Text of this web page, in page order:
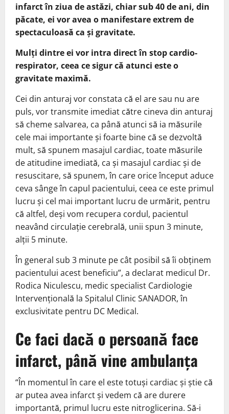
infarct în ziua de astăzi, chiar sub 40 de ani, din
păcate, ei vor avea o manifestare extrem de
spectaculoasă ca și gravitate.
Mulți dintre ei vor intra direct în stop cardio-
respirator, ceea ce sigur că atunci este o
gravitate maximă.
Cei din anturaj vor constata că el are sau nu are
puls, vor transmite imediat către cineva din anturaj
să cheme salvarea, ca până atunci să ia măsurile
cele mai importante și foarte bine că se dezvoltă
mult, să spunem masajul cardiac, toate măsurile
de atitudine imediată, ca și masajul cardiac și de
resuscitare, să spunem, în care orice început aduce
ceva sânge în capul pacientului, ceea ce este primul
lucru și cel mai important lucru de urmărit, pentru
că altfel, deși vom recupera cordul, pacientul
neavând circulație cerebrală, unii spun 3 minute,
alții 5 minute.
În general sub 3 minute pe cât posibil să îi obținem
pacientului acest beneficiu”, a declarat medicul Dr.
Rodica Niculescu, medic specialist Cardiologie
Intervențională la Spitalul Clinic SANADOR, în
exclusivitate pentru DC Medical.
Ce faci dacă o persoană face
infarct, până vine ambulanța
“În momentul în care el este totuși cardiac și știe că
ar putea avea infarct și vedem că are durere
importantă, primul lucru este nitroglicerina. Să-i